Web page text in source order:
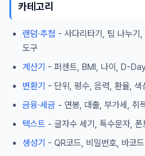
카테고리
랜덤·추첨 - 사다리타기, 팀 나누기
도구
계산기 - 퍼센트, BMI, 나이, D-
변환기 - 단위, 평수, 음력, 환율, 색
금융·세금 - 연봉, 대출, 부가세, 취
텍스트 - 글자수 세기, 특수문자,
생성기 - QR코드, 비밀번호, 바코